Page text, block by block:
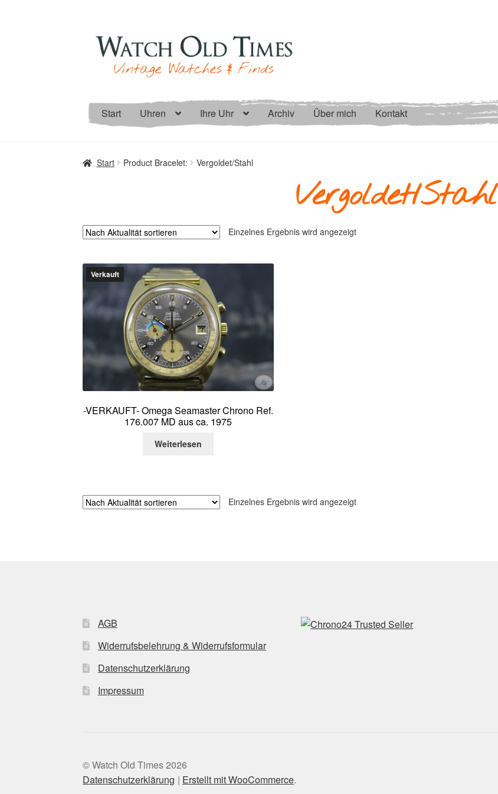
Navigation
springen
Inhalt
springen
Start Uhren Ihre Uhr Archiv Über mich Kontakt
Start Product Bracelet: Vergoldet/Stahl
Vergoldet/Stahl
Einzelnes Ergebnis wird angezeigt
Verkauft
-VERKAUFT- Omega Seamaster Chrono Ref.
176.007 MD aus ca. 1975
Weiterlesen
Einzelnes Ergebnis wird angezeigt
AGB
Widerrufsbelehrung & Widerrufsformular
Datenschutzerklärung
Impressum
© Watch Old Times 2026
Datenschutzerklärung
Erstellt mit WooCommerce.